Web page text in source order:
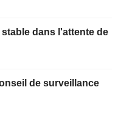
dans l'attente de
de surveillance